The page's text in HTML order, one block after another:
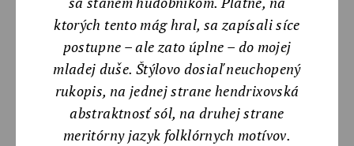
ktorých tento mág hral, sa zapísali síce
postupne – ale zato úplne – do mojej
mladej duše. Štýlovo dosiaľ neuchopený
rukopis, na jednej strane hendrixovská
abstraktnosť sól, na druhej strane
meritórny jazyk folklórnych motívov.